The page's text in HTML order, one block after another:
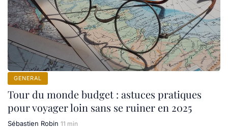
GENERAL
Tour du monde budget : astuces pratiques
pour voyager loin sans se ruiner en 2025
Sébastien Robin 11 min